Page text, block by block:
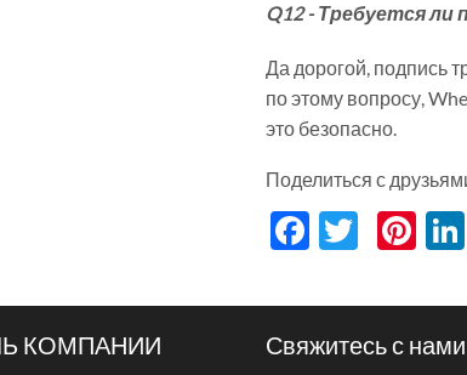
Q12 -Требуется ли
Да дорогой, подпись
по этому вопросу,
это безопасно.
Поделиться с
КОМПАНИИ Свяжитесь с нами